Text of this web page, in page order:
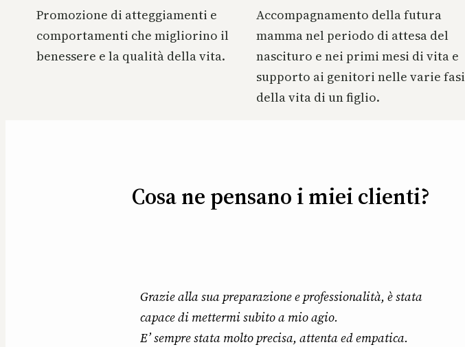
Promozione di atteggiamenti e
comportamenti che migliorino il
benessere e la qualità della vita.
Accompagnamento della futura
mamma nel periodo di attesa del
nascituro e nei primi mesi di vita e
supporto ai genitori nelle varie fasi
della vita di un figlio.
Cosa ne pensano i miei clienti?
Grazie alla sua preparazione e professionalità, è stata
capace di mettermi subito a mio agio.
E’ sempre stata molto precisa, attenta ed empatica.